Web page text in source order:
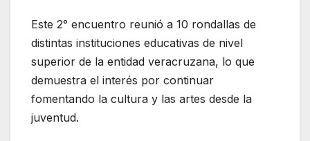
Este 2° encuentro reunió a 10 rondallas de
distintas instituciones educativas de nivel
superior de la entidad veracruzana, lo que
demuestra el interés por continuar
fomentando la cultura y las artes desde la
juventud.